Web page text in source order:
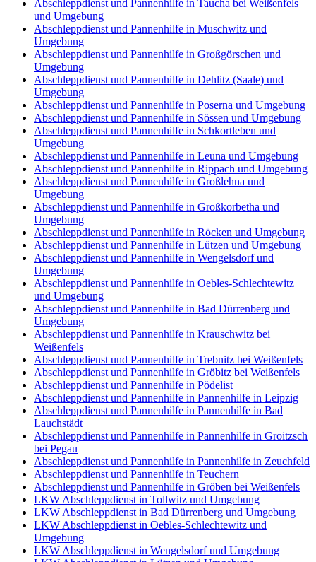
Abschleppdienst und Pannenhilfe in Taucha bei Weißenfels
und Umgebung
Abschleppdienst und Pannenhilfe in Muschwitz und
Umgebung
Abschleppdienst und Pannenhilfe in Großgörschen und
Umgebung
Abschleppdienst und Pannenhilfe in Dehlitz (Saale) und
Umgebung
Abschleppdienst und Pannenhilfe in Poserna und Umgebung
Abschleppdienst und Pannenhilfe in Sössen und Umgebung
Abschleppdienst und Pannenhilfe in Schkortleben und
Umgebung
Abschleppdienst und Pannenhilfe in Leuna und Umgebung
Abschleppdienst und Pannenhilfe in Rippach und Umgebung
Abschleppdienst und Pannenhilfe in Großlehna und
Umgebung
Abschleppdienst und Pannenhilfe in Großkorbetha und
Umgebung
Abschleppdienst und Pannenhilfe in Röcken und Umgebung
Abschleppdienst und Pannenhilfe in Lützen und Umgebung
Abschleppdienst und Pannenhilfe in Wengelsdorf und
Umgebung
Abschleppdienst und Pannenhilfe in Oebles-Schlechtewitz
und Umgebung
Abschleppdienst und Pannenhilfe in Bad Dürrenberg und
Umgebung
Abschleppdienst und Pannenhilfe in Krauschwitz bei
Weißenfels
Abschleppdienst und Pannenhilfe in Trebnitz bei Weißenfels
Abschleppdienst und Pannenhilfe in Gröbitz bei Weißenfels
Abschleppdienst und Pannenhilfe in Pödelist
Abschleppdienst und Pannenhilfe in Pannenhilfe in Leipzig
Abschleppdienst und Pannenhilfe in Pannenhilfe in Bad
Lauchstädt
Abschleppdienst und Pannenhilfe in Pannenhilfe in Groitzsch
bei Pegau
Abschleppdienst und Pannenhilfe in Pannenhilfe in Zeuchfeld
Abschleppdienst und Pannenhilfe in Teuchern
Abschleppdienst und Pannenhilfe in Gröben bei Weißenfels
LKW Abschleppdienst in Tollwitz und Umgebung
LKW Abschleppdienst in Bad Dürrenberg und Umgebung
LKW Abschleppdienst in Oebles-Schlechtewitz und
Umgebung
LKW Abschleppdienst in Wengelsdorf und Umgebung